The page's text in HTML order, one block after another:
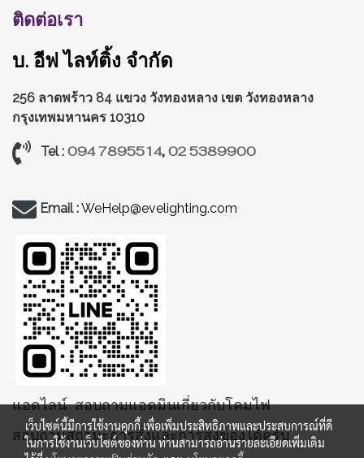
ติดต่อเรา
บ. อีฟ ไลท์ติ้ง จำกัด
256 ลาดพร้าว 84 แขวง วังทองหลาง เขต วังทองหลาง
กรุงเทพมหานคร 10310
Tel : 094 7895514,02 5389900
Email :WeHelp@evelighting.com
แอดไลน์ สอบถามแอดมินเกี่ยวกับโคมไฟ
สอบถามสถานะการสั่งและการส่งของได้ครับ
เว็บไซต์นี้มีการใช้งานคุกกี้ เพื่อเพิ่มประสิทธิภาพและประสบการณ์ที่ดี
ในการใช้งานเว็บไซต์ของท่าน ท่านสามารถอ่านรายละเอียดเพิ่มเติม